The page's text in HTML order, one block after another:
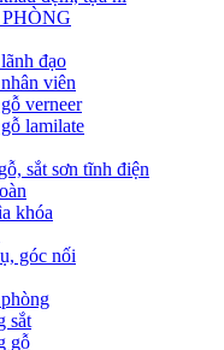
đạo
viên
verneer
lamilate
sắt sơn tĩnh điện
khóa
góc nối
sắt
gỗ